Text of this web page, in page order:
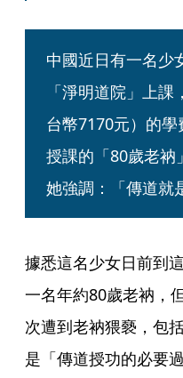
中國近日有一名少
「淨明道院」上
台幣7170元）的
授課的「80歲老衲
她強調：「傳道就
據悉這名少女日前到
一名年約80歲老衲，
次遭到老衲猥褻，包
是「傳道授功的必要